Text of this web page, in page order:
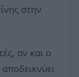
στην
αν και ο